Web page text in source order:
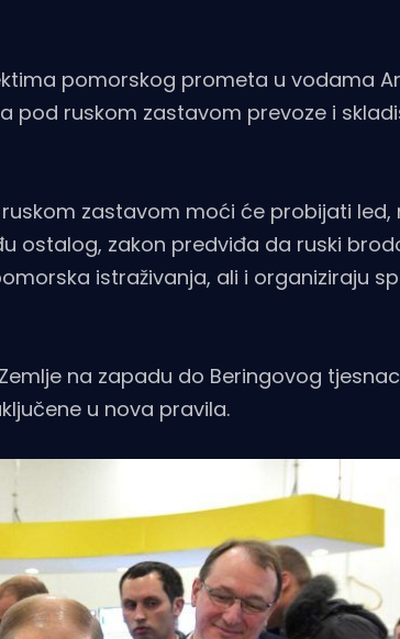
pomorskog prometa u vodama
pod ruskom zastavom prevoze i
zastavom moći će probijati led,
ostalog, zakon predviđa da ruski
istraživanja, ali i organiziraju
na zapadu do Beringovog
u nova pravila.